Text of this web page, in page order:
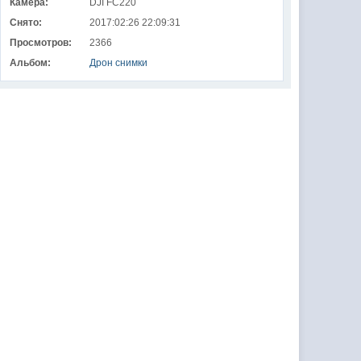
Камера:
DJI FC220
Снято:
2017:02:26 22:09:31
Просмотров:
2366
Альбом:
Дрон снимки